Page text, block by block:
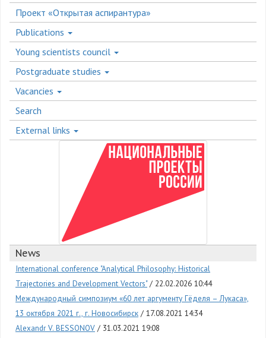
Проект «Открытая аспирантура»
Publications
Young scientists council
Postgraduate studies
Vacancies
Search
External links
News
International conference "Analytical Philosophy: Historical
Trajectories and Development Vectors"
22.02.2026 10:44
Международный симпозиум «60 лет аргументу Гёделя – Лукаса»,
13 октября 2021 г., г. Новосибирск
17.08.2021 14:34
Alexandr V. BESSONOV
31.03.2021 19:08